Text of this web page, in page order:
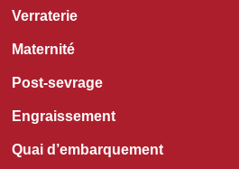
Verraterie
Maternité
Post-sevrage
Engraissement
Quai d’embarquement